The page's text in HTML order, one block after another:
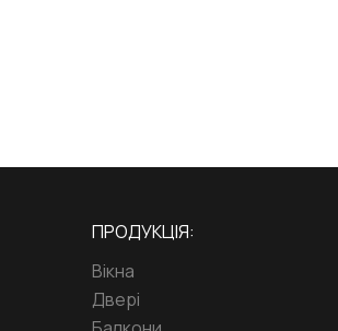
ПРОДУКЦІЯ:
Вікна
Двері